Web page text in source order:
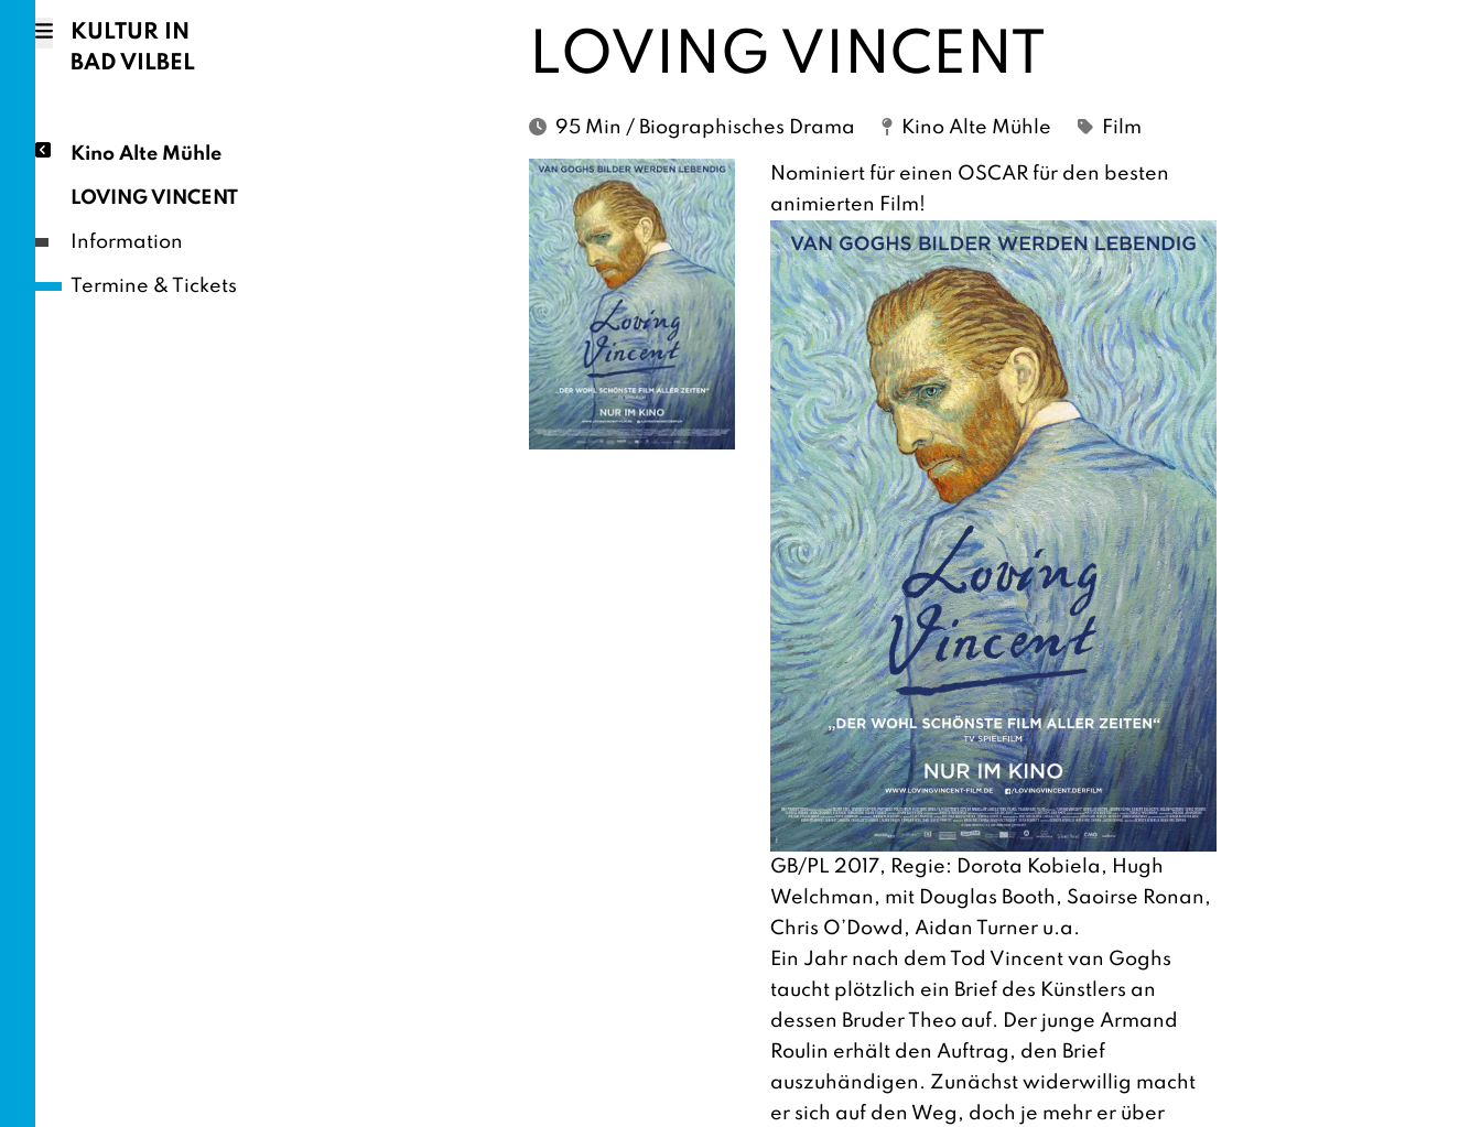
KULTUR IN
BAD VILBEL
Kino Alte Mühle
LOVING VINCENT
Information
Termine & Tickets
LOVING VINCENT
95 Min / Biographisches Drama Kino Alte Mühle Film
Nominiert für einen OSCAR für den besten
animierten Film!
GB/PL 2017, Regie: Dorota Kobiela, Hugh
Welchman, mit Douglas Booth, Saoirse Ronan,
Chris O’Dowd, Aidan Turner u.a.
Ein Jahr nach dem Tod Vincent van Goghs
taucht plötzlich ein Brief des Künstlers an
dessen Bruder Theo auf. Der junge Armand
Roulin erhält den Auftrag, den Brief
auszuhändigen. Zunächst widerwillig macht
er sich auf den Weg, doch je mehr er über